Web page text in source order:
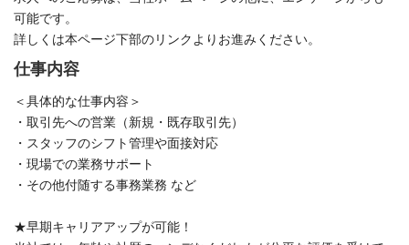
可能です。
詳しくは本ページ下部のリンクよりお進みください。
仕事内容
＜具体的な仕事内容＞
・取引先への営業（新規・既存取引先）
・スタッフのシフト管理や面接対応
・現場での業務サポート
・その他付随する事務業務 など
★早期キャリアアップが可能！